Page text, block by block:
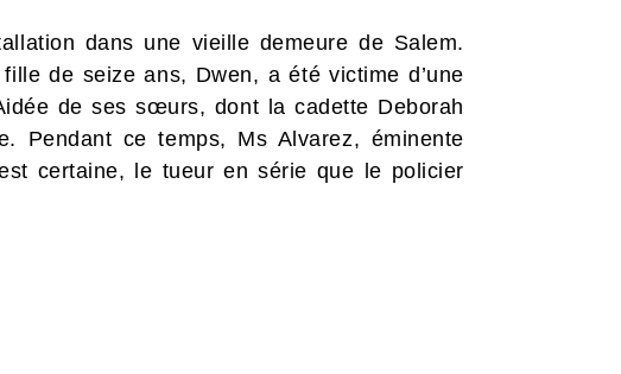
dans une vieille demeure de Salem.
de seize ans, Dwen, a été victime d’une
de ses sœurs, dont la cadette Deborah
Pendant ce temps, Ms Alvarez, éminente
certaine, le tueur en série que le policier